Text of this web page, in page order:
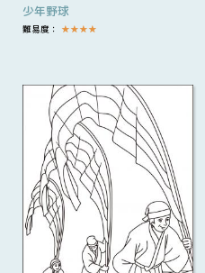
少年野球
難易度： ★★★★